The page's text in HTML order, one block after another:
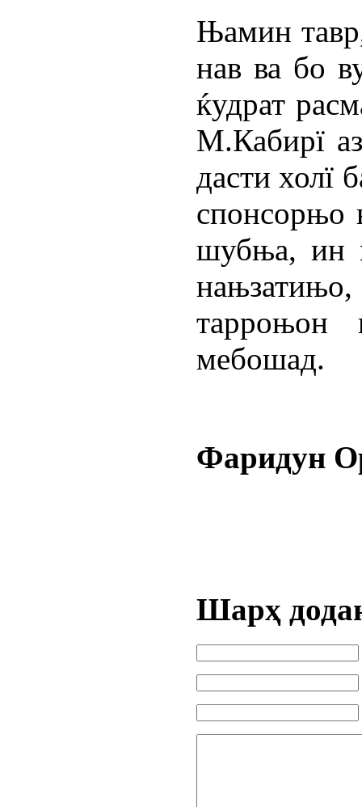
Њамин
нав ва бо
ќудрат
М.Кабирї
дасти холї
спонсорњо
шубња, ин
мебошад.
Фаридун
Шарҳ